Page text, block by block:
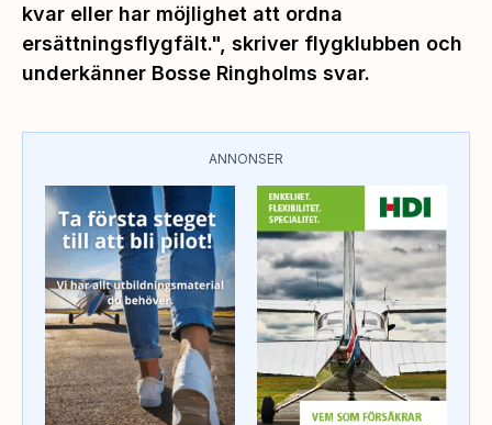
kvar eller har möjlighet att ordna
ersättningsflygfält.", skriver flygklubben och
underkänner Bosse Ringholms svar.
ANNONSER